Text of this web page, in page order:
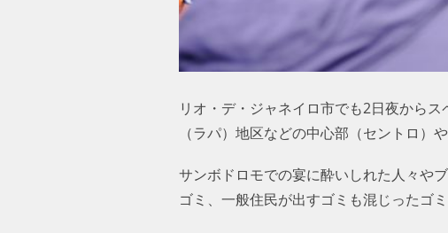
リオ・デ・ジャネイロ市でも2日夜から
（ラパ）地区などの中心部（セントロ）
サンボドロモでの宴に酔いしれた人々や
ゴミ、一般住民が出すゴミも混じったゴ